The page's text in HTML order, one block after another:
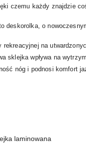
czemu każdy znajdzie
deskorolka, o
rekreacyjnej na
sklejka wpływa na
nóg i podnosi komfort
laminowana